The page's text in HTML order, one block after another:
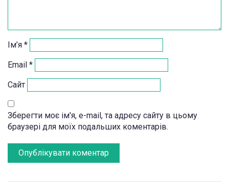
Ім’я *
Email *
Сайт
Зберегти моє ім'я, e-mail, та адресу сайту в цьому
браузері для моїх подальших коментарів.